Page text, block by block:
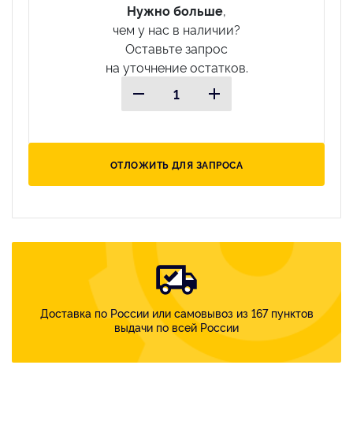
Нужно больше,
чем у нас в наличии?
Оставьте запрос
на уточнение остатков.
ОТЛОЖИТЬ ДЛЯ ЗАПРОСА
Доставка по России или самовывоз из 167 пунктов
выдачи по всей России